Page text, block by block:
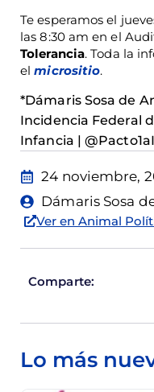
Te esperamos el
las 8:30 am en el
Tolerancia. Toda la
elmicrositio.
*Dámaris Sosa de
Incidencia Federal
Infancia |
24 noviembre,
Dámaris Sosa
Ver en Animal
Comparte:
Lo más